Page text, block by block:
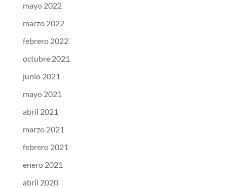
mayo 2022
marzo 2022
febrero 2022
octubre 2021
junio 2021
mayo 2021
abril 2021
marzo 2021
febrero 2021
enero 2021
abril 2020